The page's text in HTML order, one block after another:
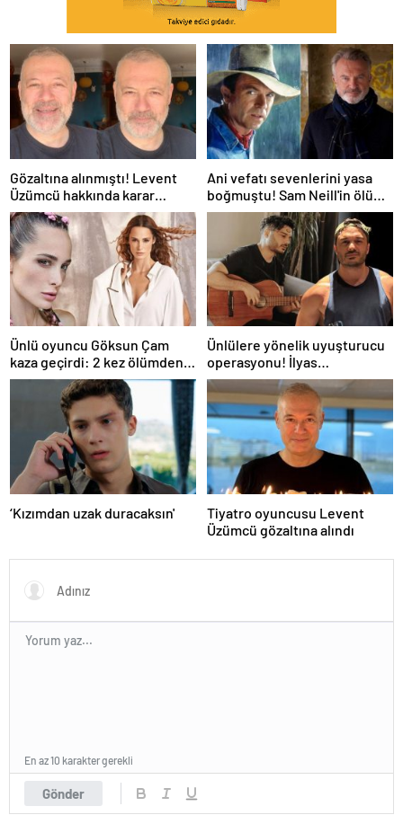
Gözaltına alınmıştı! Levent
Üzümcü hakkında karar
verildi
Ani vefatı sevenlerini yasa
boğmuştu! Sam Neill'in ölüm
nedeni belli oldu
Ünlü oyuncu Göksun Çam
kaza geçirdi: 2 kez ölümden
döndüm
Ünlülere yönelik uyuşturucu
operasyonu! İlyas
Yalçıntaş'tan ilk açıklama
‘Kızımdan uzak duracaksın'
Tiyatro oyuncusu Levent
Üzümcü gözaltına alındı
Gönder
En az 10 karakter gerekli